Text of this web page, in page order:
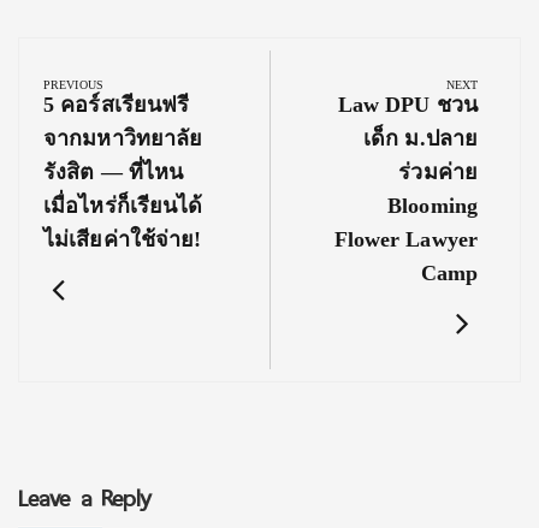
navigation
PREVIOUS
Previous
Post:
5 คอร์สเรียนฟรี
จากมหาวิทยาลัย
รังสิต — ที่ไหน
เมื่อไหร่ก็เรียนได้
ไม่เสียค่าใช้จ่าย!
NEXT
Next
Post:
Law DPU ชวน
เด็ก ม.ปลาย
ร่วมค่าย
Blooming
Flower Lawyer
Camp
Leave a Reply